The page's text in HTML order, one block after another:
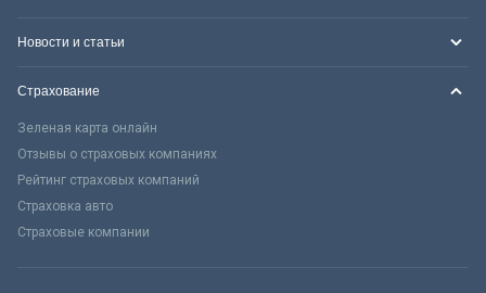
Новости и статьи
Страхование
Зеленая карта онлайн
Отзывы о страховых компаниях
Рейтинг страховых компаний
Страховка авто
Страховые компании